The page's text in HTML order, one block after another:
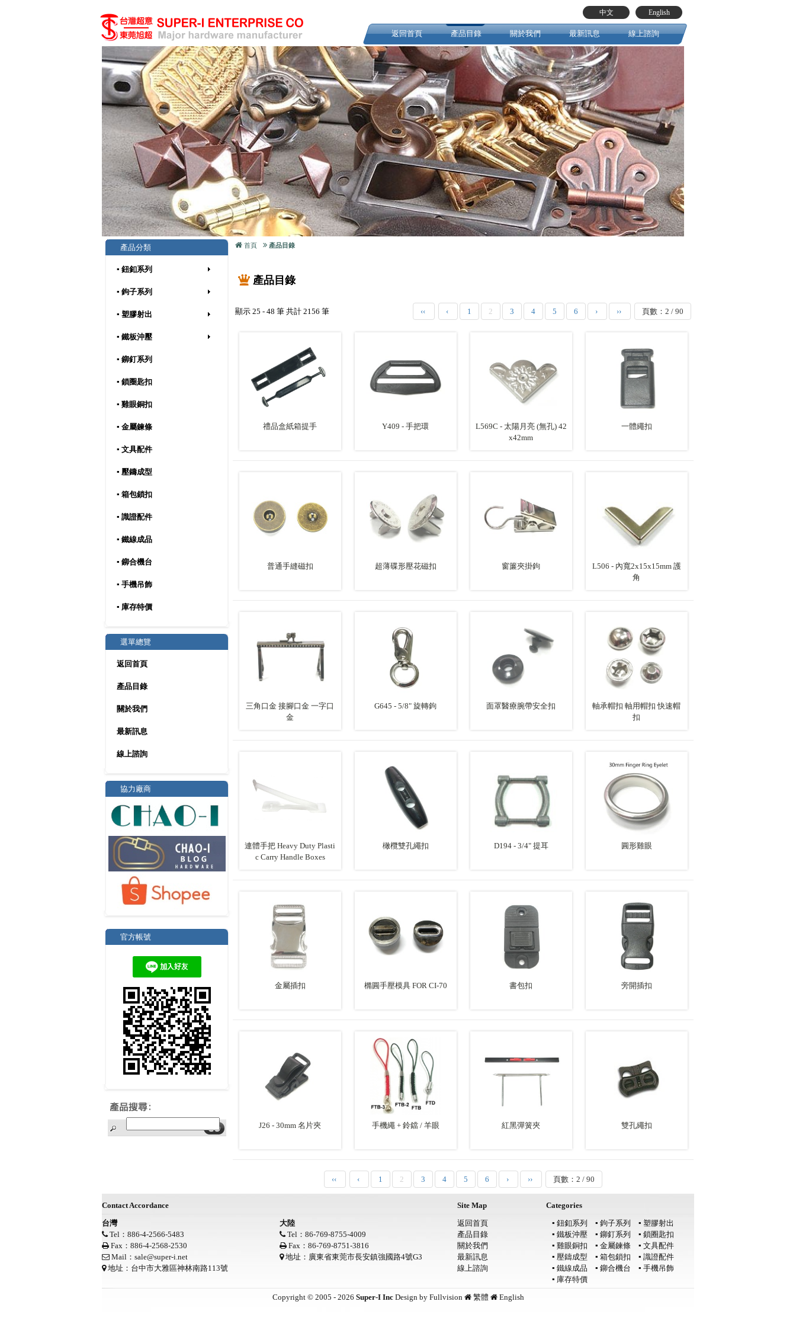
English
中文
返回首頁 產品目錄 關於我們 最新訊息 線上諮詢
產品分類
▪ 鈕釦系列
▪ 鉤子系列
▪ 塑膠射出
▪ 鐵板沖壓
▪ 鉚釘系列
▪ 鎖圈匙扣
▪ 雞眼銅扣
▪ 金屬鍊條
▪ 文具配件
▪ 壓鑄成型
▪ 箱包鎖扣
▪ 識證配件
▪ 鐵線成品
▪ 鉚合機台
▪ 手機吊飾
▪ 庫存特價
選單總覽
返回首頁
產品目錄
關於我們
最新訊息
線上諮詢
協力廠商
官方帳號
首頁 產品目錄
產品目錄
顯示 25 - 48 筆 共計 2156 筆 ‹‹ ‹ 1 2 3 4 5 6 › ›› 頁數：2 / 90
禮品盒紙箱提手 Y409 - 手把環
L569C - 太陽月亮 (無孔) 42
x42mm
一體繩扣
普通手縫磁扣 超薄碟形壓花磁扣 窗簾夾掛鉤
L506 - 內寬2x15x15mm 護
角
三角口金 接腳口金 一字口
金
G645 - 5/8" 旋轉鉤 面罩醫療腕帶安全扣
軸承帽扣 軸用帽扣 快速帽
扣
連體手把 Heavy Duty Plasti
c Carry Handle Boxes
橄欖雙孔繩扣 D194 - 3/4" 提耳 圓形雞眼
金屬插扣 橢圓手壓模具 FOR CI-70 書包扣 旁開插扣
J26 - 30mm 名片夾 手機繩 + 鈴鐺 / 羊眼 紅黑彈簧夾 雙孔繩扣
‹‹ ‹ 1 2 3 4 5 6 › ›› 頁數：2 / 90
Contact Accordance Site Map
Categories
台灣
Tel：886-4-2566-5483
Fax：886-4-2568-2530
Mail： sale@super-i.net
地址：台中市大雅區神林南路113號
大陸
Tel：86-769-8755-4009
Fax：86-769-8751-3816
地址：廣東省東莞市長安鎮強國路4號G3
返回首頁
產品目錄
關於我們
最新訊息
線上諮詢
▪ 鈕釦系列 ▪ 鉤子系列
▪ 塑膠射出
▪ 鐵板沖壓
▪ 鉚釘系列
▪ 鎖圈匙扣
▪ 雞眼銅扣
▪ 金屬鍊條
▪ 文具配件
▪ 壓鑄成型
▪ 箱包鎖扣
▪ 識證配件
▪ 鐵線成品
▪ 鉚合機台
▪ 手機吊飾
▪ 庫存特價
Copyright © 2005 - 2026 Super-I IncDesign by Fullvision 繁體 English